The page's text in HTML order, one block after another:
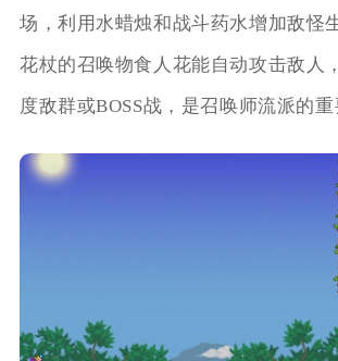
场，利用水蜡烛和战斗药水增加敌怪
花杖的召唤物食人花能自动攻击敌人
度敌群或BOSS战，是召唤师流派的重